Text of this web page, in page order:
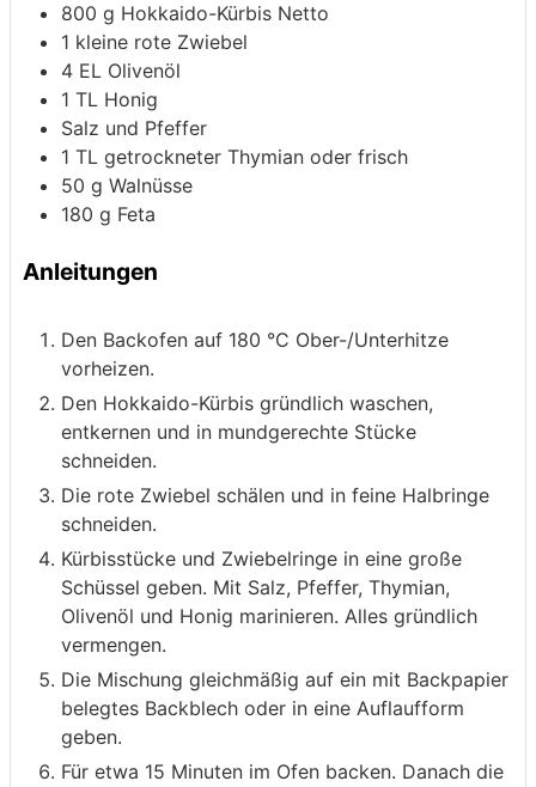
800 g Hokkaido-Kürbis Netto
1 kleine rote Zwiebel
4 EL Olivenöl
1 TL Honig
Salz und Pfeffer
1 TL getrockneter Thymian oder frisch
50 g Walnüsse
180 g Feta
Anleitungen
Den Backofen auf 180 °C Ober-/Unterhitze
vorheizen.
Den Hokkaido-Kürbis gründlich waschen,
entkernen und in mundgerechte Stücke
schneiden.
Die rote Zwiebel schälen und in feine Halbringe
schneiden.
Kürbisstücke und Zwiebelringe in eine große
Schüssel geben. Mit Salz, Pfeffer, Thymian,
Olivenöl und Honig marinieren. Alles gründlich
vermengen.
Die Mischung gleichmäßig auf ein mit Backpapier
belegtes Backblech oder in eine Auflaufform
geben.
Für etwa 15 Minuten im Ofen backen. Danach die